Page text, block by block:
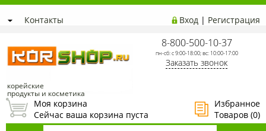
Контакты Вход | Регистрация
корейские
продукты и косметика
8-800-500-10-37
пн-сб: с 9:00-18:00; вс: 10:00-17:00
Заказать звонок
Избранное
Товаров (0)
Моя корзина
Сейчас ваша корзина пуста